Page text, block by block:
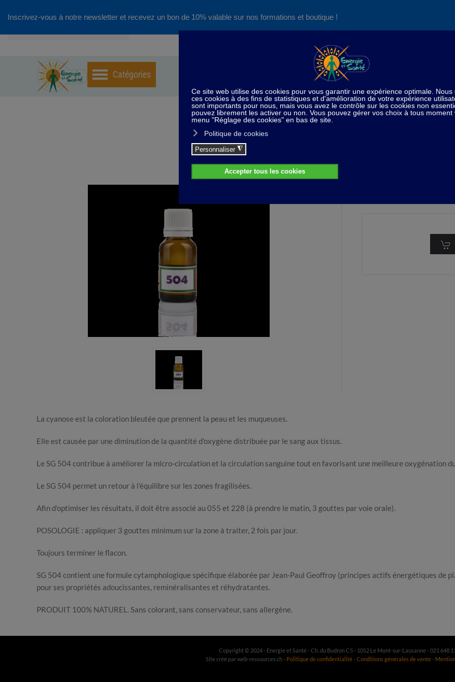
Inscrivez-vous à notre newsletter et recevez un bon de 10% valable sur nos formations et boutique !
Nos produits succès
Découvrez aussi notre site de
consultations et de formations
Home Beauté SG 504 Cyanose - A l'huile d'Argan - 15 ml
SG 504 Cyanose - A l'huile d'Argan - 15 ml
La cyanose est la coloration bleutée que prennent la peau et les muqueuses.
Elle est causée par une diminution de la quantité d'oxygène distribuée par le sang aux tissus.
Le SG 504 contribue à améliorer la micro-circulation et la circulation sanguine tout en favorisant une meilleure oxygénation
Le SG 504 permet un retour à l'équilibre sur les zones fragilisées.
Afin d'optimiser les résultats, il doit être associé au 055 et 228 (à prendre le matin, 3 gouttes par voie orale).
POSOLOGIE : appliquer 3 gouttes minimum sur la zone à traiter, 2 fois par jour.
Toujours terminer le flacon.
SG 504 contient une formule cytamphologique spécifique élaborée par Jean-Paul Geoffroy (principes actifs énergétiques de
pour ses propriétés adoucissantes, reminéralisantes et réhydratantes.
PRODUIT 100% NATUREL. Sans colorant, sans conservateur, sans allergène.
Copyright © 2024 - Energie et Santé - Ch. du Budron C5 - 1052 Le Mont-sur-Lausanne - 021 648
Site créé par web-ressources.ch - Politique de confidentialité- Conditions générales de vente-